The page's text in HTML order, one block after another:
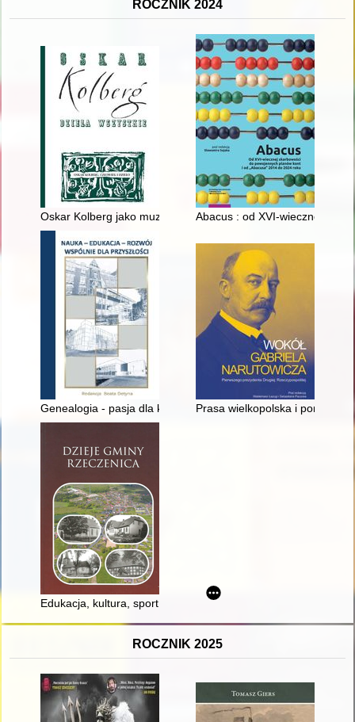
ROCZNIK 2024
Oskar Kolberg jako muzykolog i etnomuzykolog
Abacus : od XVI-wiecznej
Genealogia - pasja dla każdegoPrasa wielkopolska i
Edukacja, kultura, sport i rekreacja 1945-1990
ROCZNIK 2025